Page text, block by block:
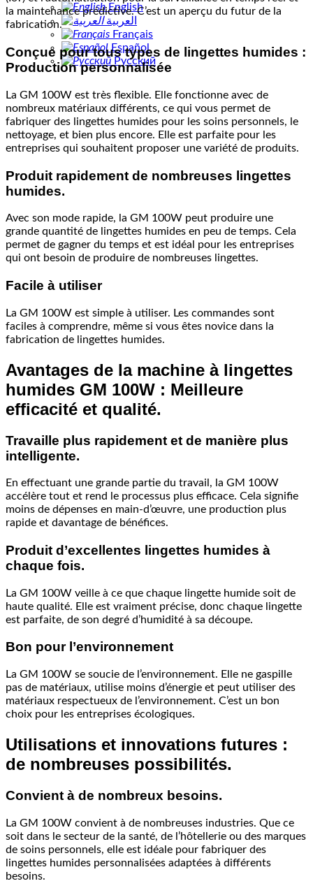
English
العربية
Français
Español
Русский
la maintenance prédictive. C’est un aperçu du futur de la
fabrication.
Conçue pour tous types de lingettes humides :
Production personnalisée
La GM 100W est très flexible. Elle fonctionne avec de
nombreux matériaux différents, ce qui vous permet de
fabriquer des lingettes humides pour les soins personnels, le
nettoyage, et bien plus encore. Elle est parfaite pour les
entreprises qui souhaitent proposer une variété de produits.
Produit rapidement de nombreuses lingettes
humides.
Avec son mode rapide, la GM 100W peut produire une
grande quantité de lingettes humides en peu de temps. Cela
permet de gagner du temps et est idéal pour les entreprises
qui ont besoin de produire de nombreuses lingettes.
Facile à utiliser
La GM 100W est simple à utiliser. Les commandes sont
faciles à comprendre, même si vous êtes novice dans la
fabrication de lingettes humides.
Avantages de la machine à lingettes
humides GM 100W : Meilleure
efficacité et qualité.
Travaille plus rapidement et de manière plus
intelligente.
En effectuant une grande partie du travail, la GM 100W
accélère tout et rend le processus plus efficace. Cela signifie
moins de dépenses en main-d’œuvre, une production plus
rapide et davantage de bénéfices.
Produit d’excellentes lingettes humides à
chaque fois.
La GM 100W veille à ce que chaque lingette humide soit de
haute qualité. Elle est vraiment précise, donc chaque lingette
est parfaite, de son degré d’humidité à sa découpe.
Bon pour l’environnement
La GM 100W se soucie de l’environnement. Elle ne gaspille
pas de matériaux, utilise moins d’énergie et peut utiliser des
matériaux respectueux de l’environnement. C’est un bon
choix pour les entreprises écologiques.
Utilisations et innovations futures :
de nombreuses possibilités.
Convient à de nombreux besoins.
La GM 100W convient à de nombreuses industries. Que ce
soit dans le secteur de la santé, de l’hôtellerie ou des marques
de soins personnels, elle est idéale pour fabriquer des
lingettes humides personnalisées adaptées à différents
besoins.